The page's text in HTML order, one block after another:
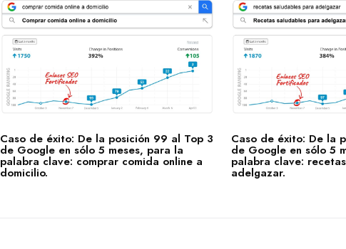
Caso de éxito: De la posición 99 al Top 3
de Google en sólo 5 meses, para la
palabra clave: comprar comida online a
domicilio.
Caso de éxito: De la
de Google en sólo 5
palabra clave:
adelgazar.